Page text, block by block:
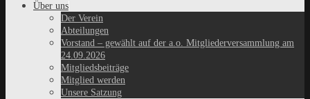
Über uns
Der Verein
Abteilungen
Vorstand – gewählt auf der a.o. Mitgliederversammlung am
24.09.2026
Mitgliedsbeiträge
Mitglied werden
Unsere Satzung